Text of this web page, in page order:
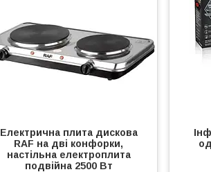
Електрична плита дискова
RAF на дві конфорки,
настільна електроплита
подвійна 2500 Вт